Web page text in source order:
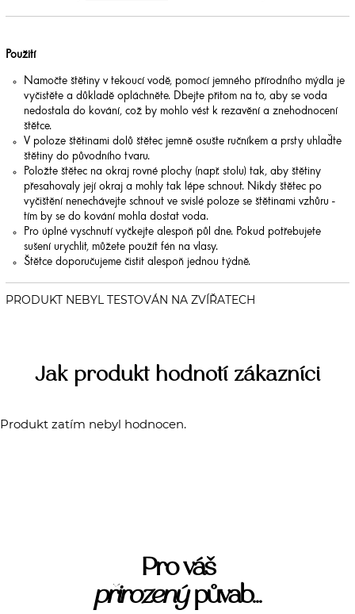
Použití
Namočte štětiny v tekoucí vodě, pomocí jemného přírodního mýdla je
vyčistěte a důkladě opláchněte. Dbejte přitom na to, aby se voda
nedostala do kování, což by mohlo vést k rezavění a znehodnocení
štětce.
V poloze štětinami dolů štětec jemně osušte ručníkem a prsty uhlaďte
štětiny do původního tvaru.
Položte štětec na okraj rovné plochy (např. stolu) tak, aby štětiny
přesahovaly její okraj a mohly tak lépe schnout. Nikdy štětec po
vyčištění nenechávejte schnout ve svislé poloze se štětinami vzhůru -
tím by se do kování mohla dostat voda.
Pro úplné vyschnutí vyčkejte alespoň půl dne. Pokud potřebujete
sušení urychlit, můžete použít fén na vlasy.
Štětce doporučujeme čistit alespoň jednou týdně.
Jak produkt hodnotí zákazníci
Produkt zatím nebyl hodnocen.
Pro váš
přirozenýpůvab...